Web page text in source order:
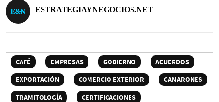
ESTRATEGIAYNEGOCIOS.NET
CAFÉ EMPRESAS GOBIERNO
ACUERDOS
EXPORTACIÓN
COMERCIO EXTERIOR
CAMARONES
TRAMITOLOGÍA
CERTIFICACIONES